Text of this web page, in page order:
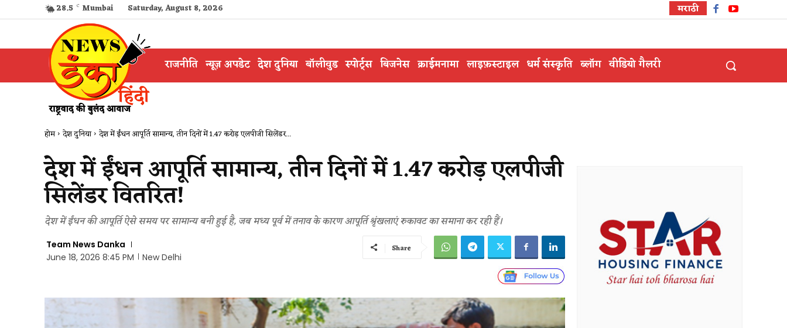
28.5 C Mumbai Saturday, August 8, 2026 मराठी
राजनीति न्यूज़ अपडेट देश दुनिया बॉलीवुड स्पोर्ट्स बिजनेस क्राईमनामा लाइफ़स्टाइल धर्म संस्कृति ब्लॉग वीडियो गैलरी
होम देश दुनिया देश में ईंधन आपूर्ति सामान्य, तीन दिनों में 1.47 करोड़ एलपीजी सिलेंडर...
देश में ईंधन आपूर्ति सामान्य, तीन दिनों में 1.47 करोड़ एलपीजी
सिलेंडर वितरित!
देश में ईंधन की आपूर्ति ऐसे समय पर सामान्य बनी हुई है, जब मध्य पूर्व में तनाव के कारण आपूर्ति श्रृंखलाएं रुकावट का समाना कर रही हैं।
Team News Danka
June 18, 2026 8:45 PM
New Delhi
Share